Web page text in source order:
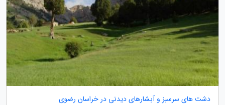
دشت های سرسبز و آبشارهای دیدنی در خراسان رضوی